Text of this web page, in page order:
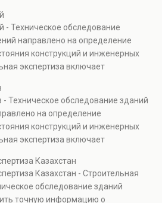
и оценку эксплуатационной
востребована при покупке
ремонте и реконструкции
при судебных разбирательствах и
- Техническое обследование
направлено на определение
конструкций и инженерных
экспертиза включает
эксплуатационной безопасности.
при покупке недвижимости,
и реконструкции объектов, а
разбирательствах и технических
- Техническое обследование зданий
на определение
конструкций и инженерных
экспертиза включает
эксплуатационной безопасности.
при покупке недвижимости,
и реконструкции объектов, а
Казахстан
Казахстан - Строительная
обследование зданий
точную информацию о